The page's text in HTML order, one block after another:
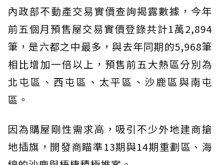
內政部不動產交易實價查詢揭露數據，今年
前五個月預售屋交易實價登錄共計1萬2,894
筆，是六都之中最多，與去年同期的5,968筆
相比增加一倍以上，預售前五大熱區分別為
北屯區、西屯區、太平區、沙鹿區與南屯
區。
因為購屋剛性需求高，吸引不少外地建商搶
地插旗，開發商瞄準13期與14期重劃區、海